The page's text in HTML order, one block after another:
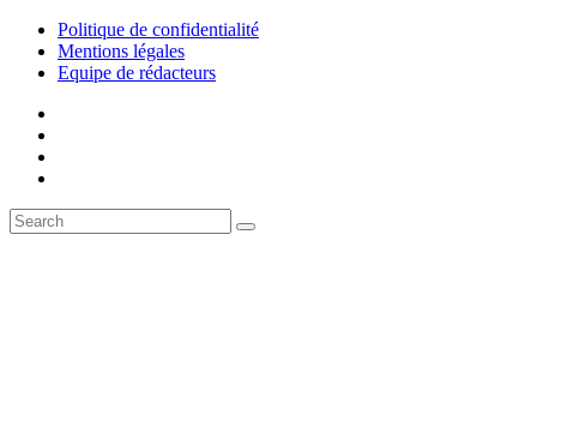
Politique de confidentialité
Mentions légales
Equipe de rédacteurs